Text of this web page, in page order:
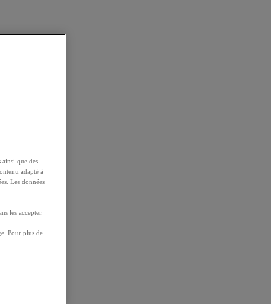
ainsi que des
adapté à
Les données
les accepter.
Pour plus de